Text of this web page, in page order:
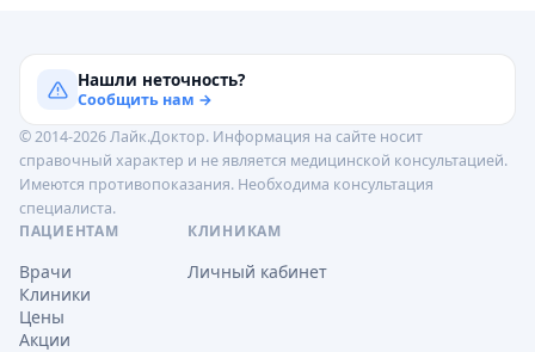
Нашли неточность?
Сообщить нам →
© 2014-2026 Лайк.Доктор. Информация на сайте носит
справочный характер и не является медицинской консультацией.
Имеются противопоказания. Необходима консультация
специалиста.
ПАЦИЕНТАМ
Врачи
Клиники
Цены
Акции
КЛИНИКАМ
Личный кабинет